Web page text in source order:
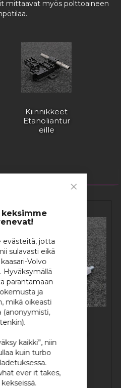
keksimme
evästeitä, jotta
sulavasti eikä
Volvo
Hyväksymällä
parantamaan
ja
mikä oikeasti
(anonyymisti,
kaikki”, niin
kuin turbo
ever it takes,
mittaavat myös polttoaineen
Kiinnikkeet
Etanoliantur
eille